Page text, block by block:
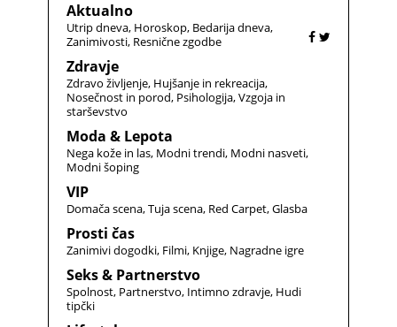
Aktualno
Utrip dneva Horoskop Bedarija dneva
Zanimivosti Resnične zgodbe
Zdravje
Zdravo življenje Hujšanje in rekreacija
Nosečnost in porod Psihologija Vzgoja in
starševstvo
Moda & Lepota
Nega kože in las Modni trendi Modni nasveti
Modni šoping
VIP
Domača scena Tuja scena Red Carpet Glasba
Prosti čas
Zanimivi dogodki Filmi Knjige Nagradne igre
Seks & Partnerstvo
Spolnost Partnerstvo Intimno zdravje Hudi
tipčki